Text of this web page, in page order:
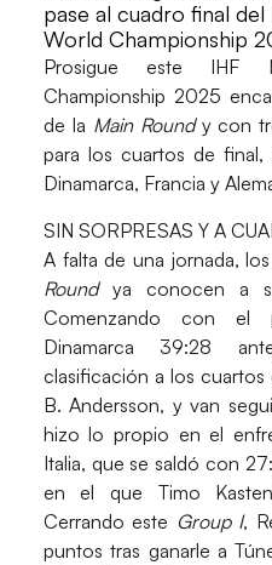
pase al cuadro final del
World Championship
Prosigue este IHF
Championship 2025
de la Main Roundy con
para los cuartos de
Dinamarca, Francia y
SIN SORPRESAS Y A
A falta de una jornada,
Roundya conocen a
Comenzando con el
Dinamarca 39:28
clasificación a los
B. Andersson, y van
hizo lo propio en el
Italia, que se saldó con
en el que Timo
Cerrando este Group I,
puntos tras ganarle a